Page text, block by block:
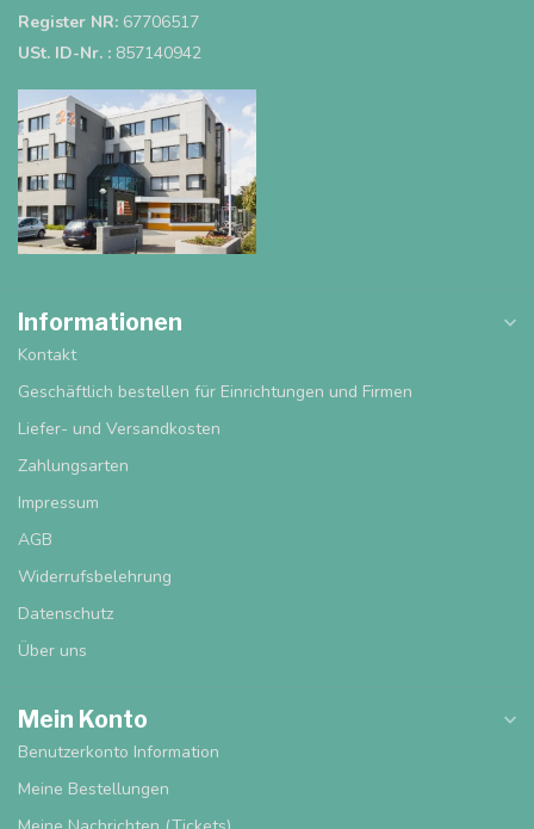
Register NR: 67706517
USt. ID-Nr. : 857140942
Informationen
Kontakt
Geschäftlich bestellen für Einrichtungen und Firmen
Liefer- und Versandkosten
Zahlungsarten
Impressum
AGB
Widerrufsbelehrung
Datenschutz
Über uns
Mein Konto
Benutzerkonto Information
Meine Bestellungen